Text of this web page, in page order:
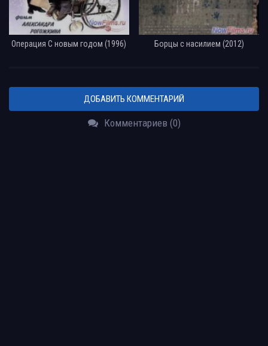
Операция С новым годом (1996) Борцы с насилием (2012)
ДОБАВИТЬ КОММЕНТАРИЙ
Комментариев (0)